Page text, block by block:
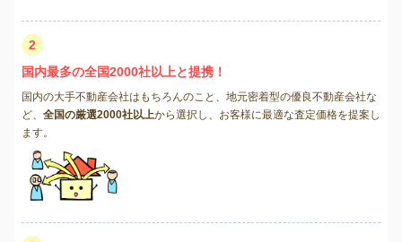
2
国内最多の全国2000社以上と提携！
国内の大手不動産会社はもちろんのこと、地元密着型の優良不動産会社な
ど、 全国の厳選2000社以上から選択し、お客様に最適な査定価格を提案し
ます。